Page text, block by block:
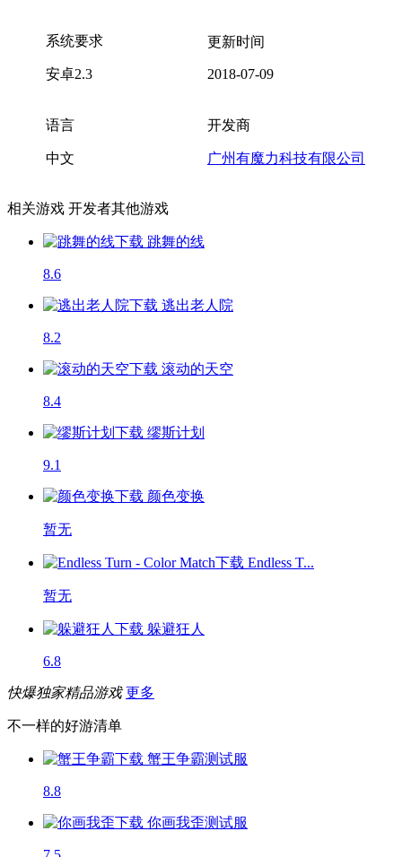
系统要求
安卓2.3
更新时间
2018-07-09
语言
中文
开发商
广州有魔力科技有限公司
相关游戏 开发者其他游戏
跳舞的线
8.6
逃出老人院
8.2
滚动的天空
8.4
缪斯计划
9.1
颜色变换
暂无
Endless T...
暂无
躲避狂人
6.8
快爆独家精品游戏 更多
不一样的好游清单
蟹王争霸测试服
8.8
你画我歪测试服